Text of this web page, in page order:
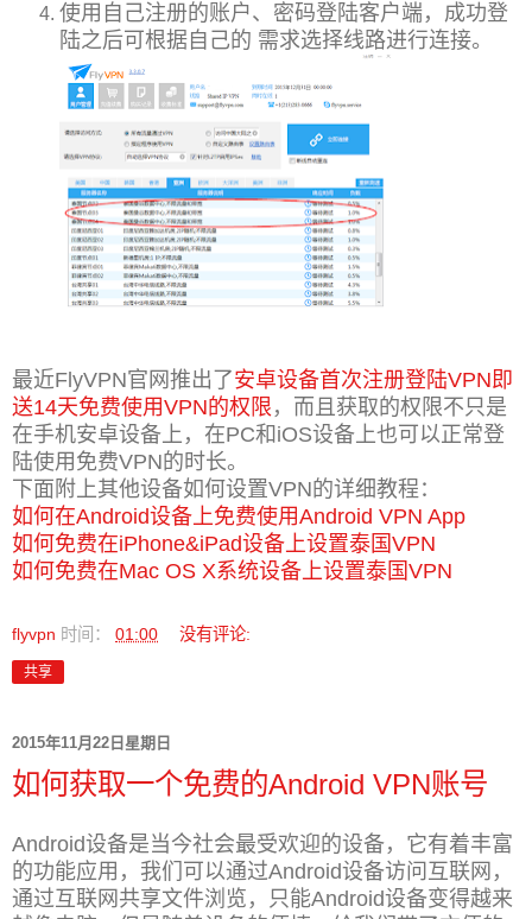
使用自己注册的账户、密码登陆客户端，成功登
陆之后可根据自己的 需求选择线路进行连接。
最近FlyVPN官网推出了安卓设备首次注册登陆VPN即
送14天免费使用VPN的权限 ，而且获取的权限不只是
在手机安卓设备上，在PC和iOS设备上也可以正常登
陆使用免费VPN的时长。
下面附上其他设备如何设置VPN的详细教程：
如何在Android设备上免费使用Android VPN App
如何免费在iPhone&iPad设备上设置泰国VPN
如何免费在Mac OS X系统设备上设置泰国VPN
flyvpn 时间： 01:00 没有评论:
共享
2015年11月22日星期日
如何获取一个免费的Android VPN账号
Android设备是当今社会最受欢迎的设备，它有着丰富
的功能应用，我们可以通过Android设备访问互联网，
通过互联网共享文件浏览，只能Android设备变得越来